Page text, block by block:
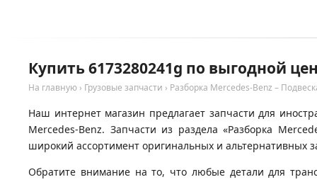
Купить 6173280241g по выгодной
На главную › Грузовые запчасти › Разборка Mercedes-Benz –
Наш интернет магазин предлагает запчасти для
Mercedes-Benz. Запчасти из раздела «Разборка
широкий ассортимент оригинальных и альтернативных
Обратите внимание на то, что любые детали для